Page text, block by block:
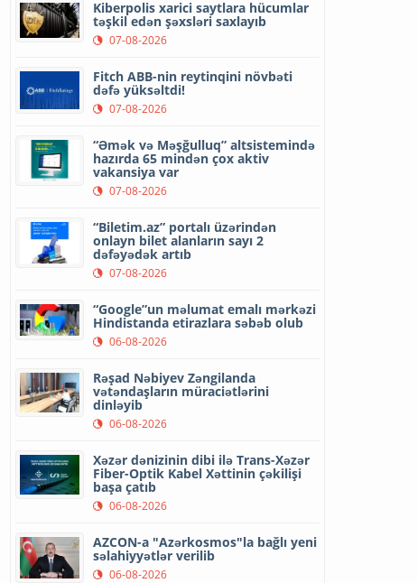
Kiberpolis xarici saytlara hücumlar
təşkil edən şəxsləri saxlayıb
07-08-2026
Fitch ABB-nin reytinqini növbəti
dəfə yüksəltdi!
07-08-2026
“Əmək və Məşğulluq” altsistemində
hazırda 65 mindən çox aktiv
vakansiya var
07-08-2026
“Biletim.az” portalı üzərindən
onlayn bilet alanların sayı 2
dəfəyədək artıb
07-08-2026
“Google”un məlumat emalı mərkəzi
Hindistanda etirazlara səbəb olub
06-08-2026
Rəşad Nəbiyev Zəngilanda
vətəndaşların müraciətlərini
dinləyib
06-08-2026
Xəzər dənizinin dibi ilə Trans-Xəzər
Fiber-Optik Kabel Xəttinin çəkilişi
başa çatıb
06-08-2026
AZCON-a "Azərkosmos"la bağlı yeni
səlahiyyətlər verilib
06-08-2026